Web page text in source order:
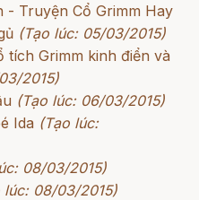
- Truyện Cổ Grimm Hay
(Tạo lúc: 05/03/2015)
tích Grimm kinh điển và
2015)
(Tạo lúc: 06/03/2015)
Ida (Tạo lúc:
08/03/2015)
lúc: 08/03/2015)